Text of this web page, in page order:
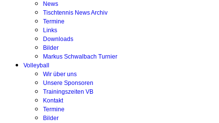
News
Tischtennis News Archiv
Termine
Links
Downloads
Bilder
Markus Schwalbach Turnier
Volleyball
Wir über uns
Unsere Sponsoren
Trainingszeiten VB
Kontakt
Termine
Bilder